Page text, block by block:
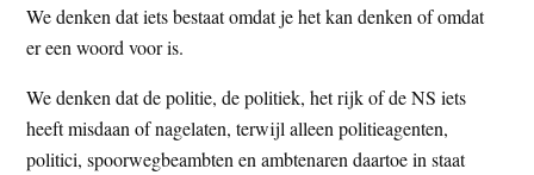
We denken dat iets bestaat omdat je het kan denken of omdat
er een woord voor is.
We denken dat de politie, de politiek, het rijk of de NS iets
heeft misdaan of nagelaten, terwijl alleen politieagenten,
politici, spoorwegbeambten en ambtenaren daartoe in staat